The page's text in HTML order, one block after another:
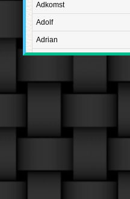
Adkomst
Adolf
Adrian
Advent
Aetatis suae
Agapetus